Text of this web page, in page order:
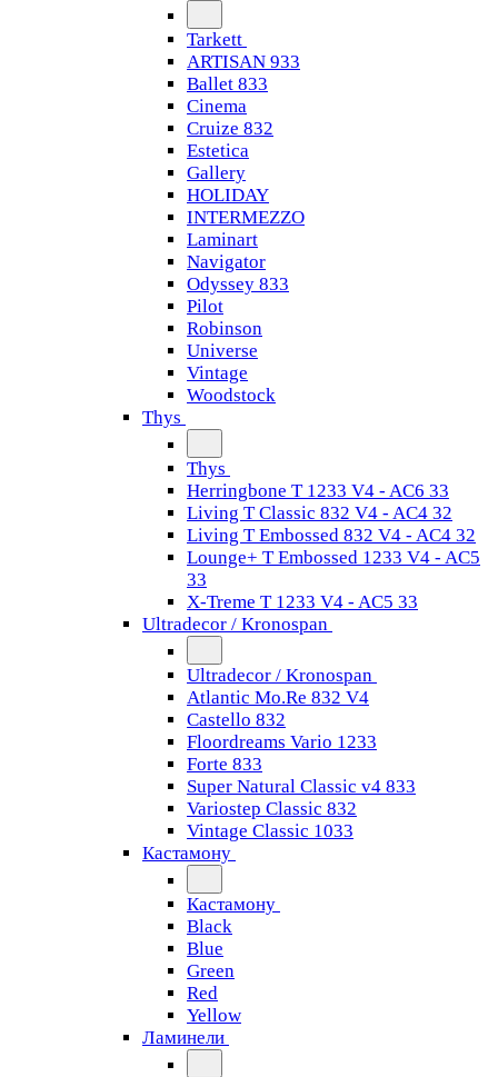
Tarkett
ARTISAN 933
Ballet 833
Cinema
Cruize 832
Estetica
Gallery
HOLIDAY
INTERMEZZO
Laminart
Navigator
Odyssey 833
Pilot
Robinson
Universe
Vintage
Woodstock
Thys
Thys
Herringbone T 1233 V4 - AC6 33
Living T Classic 832 V4 - AC4 32
Living T Embossed 832 V4 - AC4 32
Lounge+ T Embossed 1233 V4 - AC5
33
X-Treme T 1233 V4 - AC5 33
Ultradecor / Kronospan
Ultradecor / Kronospan
Atlantic Mo.Re 832 V4
Castello 832
Floordreams Vario 1233
Forte 833
Super Natural Classic v4 833
Variostep Classic 832
Vintage Classic 1033
Кастамону
Кастамону
Black
Blue
Green
Red
Yellow
Ламинели